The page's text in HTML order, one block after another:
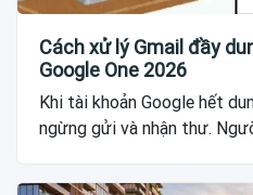
Cách xử lý Gmail đầy
Google One 2026
Khi tài khoản Google hết
ngừng gửi và nhận thư.